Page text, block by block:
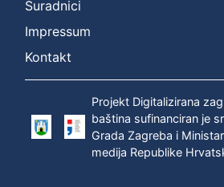
Suradnici
Impressum
Kontakt
Projekt Digitalizirana
baština sufinanciran je
Grada Zagreba i
medija Republike